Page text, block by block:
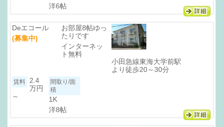
洋6帖
Deエコール
(募集中)
お部屋8帖ゆっ
たりです
インターネッ
ト無料
小田急線東海大学前駅
より徒歩20～30分
2.4
万円
～
1K
洋8帖